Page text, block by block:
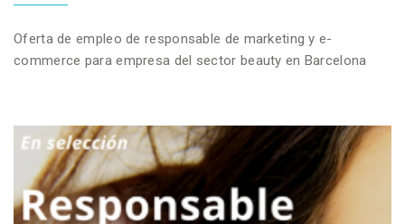
Oferta de empleo de responsable de marketing y e-
commerce para empresa del sector beauty en Barcelona